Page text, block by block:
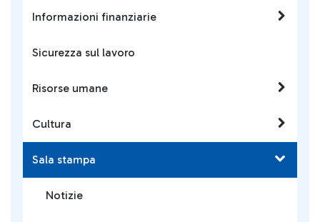
Informazioni finanziarie
Sicurezza sul lavoro
Risorse umane
Cultura
Sala stampa
Notizie